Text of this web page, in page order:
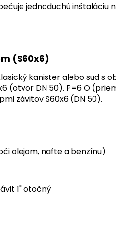
jednoduchú
(S60x6)
kanister alebo sud s
(otvor DN 50). P=6 O
závitov S60x6 (DN 50).
olejom, nafte a benzínu)
1" otočný